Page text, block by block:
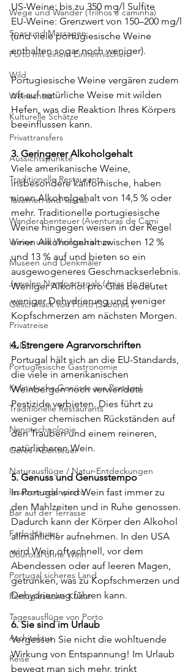
Wege und Wander (Trilhos e caminha)
Spas und Massagen
Porto mit einem Einheimischen
Wild
Weinschatz
Kulturelle Schätze
Privattransfers
Aussichtspunkte
Traditionelle Restaurants
Tavernen und Tascas
Wanderabenteuer (Aventuras de Cami
Weine und Weintourismus
Museen und Denkmäler
Juwelen Nordportugals (Joias do nor
Geschmack von Porto (Sabores )
Privatreise
Kultur
Portugiesische Gastronomie
Kulinarische Genüsse aus Portugal
Traditionelle Restaurants
Nanotechnologie
Gerês-Abenteuer
Naturausflüge / Natur-Entdeckungen
lissabon-oder-porto
Bar auf der Terrasse
Fado-Häuser
Dourotal ohne Wein
Portugal sicheres Land
Portugiesische Kultur
Tagesausflüge von Porto
Architektur
Reise
US-Weine: bis zu 350 mg/l Sulfite
EU-Weine: Grenzwert von 150–200 mg/l
(und viele portugiesische Weine
enthalten sogar noch weniger).
Portugiesische Weine vergären zudem
oft auf natürliche Weise mit wilden
Hefen, was die Reaktion Ihres Körpers
beeinflussen kann.
3. Geringerer Alkoholgehalt
Viele amerikanische Weine,
insbesondere kalifornische, haben
einen Alkoholgehalt von 14,5 % oder
mehr. Traditionelle portugiesische
Weine hingegen weisen in der Regel
einen Alkoholgehalt zwischen 12 %
und 13 % auf und bieten so ein
ausgewogeneres Geschmackserlebnis.
Weniger Alkohol pro Glas bedeutet
weniger Dehydrierung und weniger
Kopfschmerzen am nächsten Morgen.
4. Strengere Agrarvorschriften
Portugal hält sich an die EU-Standards,
die viele in amerikanischen
Weinbergen noch verwendete
Pestizide verbieten. Dies führt zu
weniger chemischen Rückständen auf
den Trauben und einem reineren,
natürlicheren Wein.
5. Genuss und Genusstempo
In Portugal wird Wein fast immer zu
den Mahlzeiten und in Ruhe genossen.
Dadurch kann der Körper den Alkohol
allmählicher aufnehmen. In den USA
wird Wein oft schnell, vor dem
Abendessen oder auf leeren Magen,
getrunken, was zu Kopfschmerzen und
Dehydrierung führen kann.
6. Sie sind im Urlaub
Vergessen Sie nicht die wohltuende
Wirkung von Entspannung! Im Urlaub
bewegt man sich mehr, trinkt